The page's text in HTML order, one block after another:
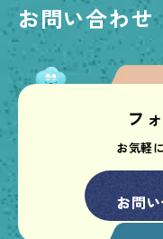
お問い合わせ
フ
お気軽
お問
お問